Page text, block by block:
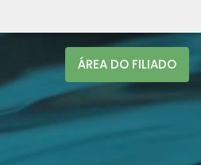
ÁREA DO FILIADO